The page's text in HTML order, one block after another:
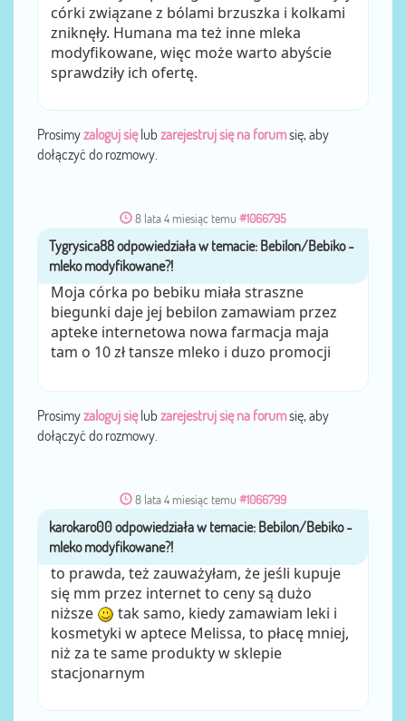
córki związane z bólami brzuszka i kolkami
zniknęły. Humana ma też inne mleka
modyfikowane, więc może warto abyście
sprawdziły ich ofertę.
Prosimyzaloguj sięlub zarejestruj się na forumsię, aby
dołączyć do rozmowy.
8 lata 4 miesiąc temu #1066795
przezTygrysica88
Moja córka po bebiku miała straszne
biegunki daje jej bebilon zamawiam przez
apteke internetowa nowa farmacja maja
tam o 10 zł tansze mleko i duzo promocji
Prosimyzaloguj sięlub zarejestruj się na forumsię, aby
dołączyć do rozmowy.
8 lata 4 miesiąc temu #1066799
przezkarokaro00
to prawda, też zauważyłam, że jeśli kupuje
się mm przez internet to ceny są dużo
niższe
tak samo, kiedy zamawiam leki i
kosmetyki w aptece Melissa, to płacę mniej,
niż za te same produkty w sklepie
stacjonarnym